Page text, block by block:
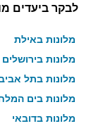
לבקר ביעדים
מלונות באילת
מלונות בירושלים
מלונות בתל
מלונות בים
מלונות בדובאי